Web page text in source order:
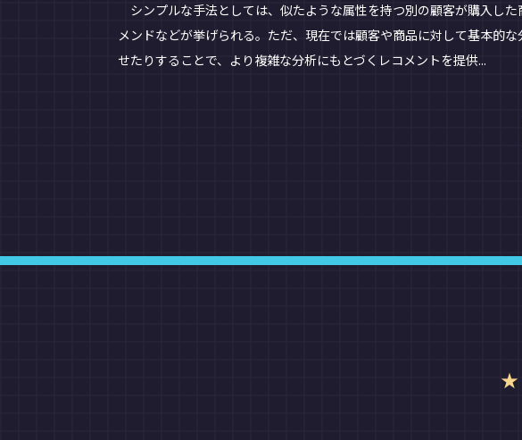
シンプルな手法としては、似たような属性を持つ別の顧客が購入し
メンドなどが挙げられる。ただ、現在では顧客や商品に対して基本的
せたりすることで、より複雑な分析にもとづくレコメントを提供...